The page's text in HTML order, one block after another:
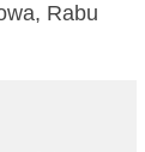
Rabu